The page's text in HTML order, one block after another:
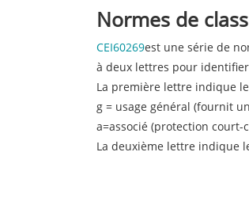
Normes de
CEI60269est une série de
à deux lettres pour
La première lettre indique le
g = usage général (fournit
a=associé (protection
La deuxième lettre indique